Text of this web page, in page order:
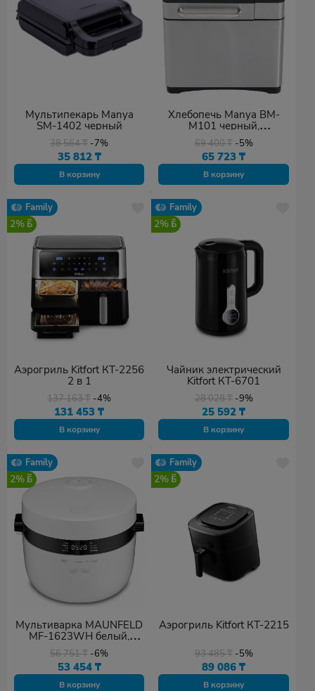
Мультипекарь Manya
SM-1402 черный
38 564₸ -7%
35 812 ₸
В корзину
Хлебопечь Manya BM-
M101 черный,
серебристый
69 400₸ -5%
65 723₸
В корзину
Family
2%
Аэрогриль Kitfort КТ-2256
2 в 1
137 163₸ -4%
131 453₸
В корзину
Family
2%
Чайник электрический
Kitfort КТ-6701
28 028₸ -9%
25 592₸
В корзину
Family
2%
Мультиварка MAUNFELD
MF-1623WH белый,
черный
56 751₸ -6%
53 454 ₸
В корзину
Family
2%
Аэрогриль Kitfort КТ-2215
93 485₸ -5%
89 086₸
В корзину